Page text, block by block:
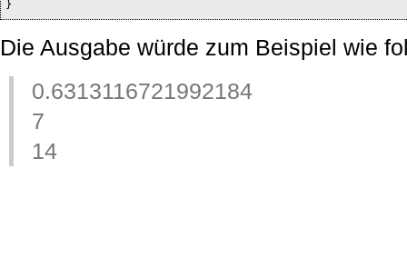
}
Die Ausgabe würde zum Beispiel wie
0.6313116721992184
7
14